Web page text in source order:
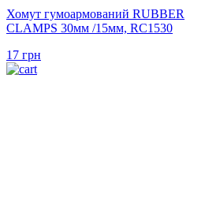
Хомут гумоармований RUBBER
CLAMPS 30мм /15мм, RC1530
17 грн